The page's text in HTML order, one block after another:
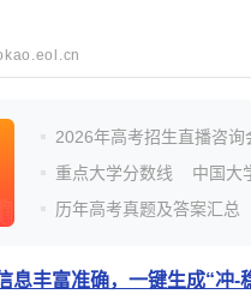
2026年高考招生直播咨询
重点大学分数线
中国大
历年高考真题及答案汇总
丰富准确，一键生成“冲-